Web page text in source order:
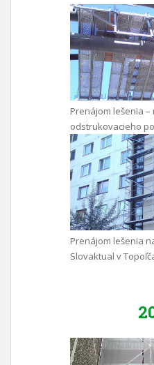
Prenájom lešenia
odstrukovacieho
Prenájom lešenia
Slovaktual v